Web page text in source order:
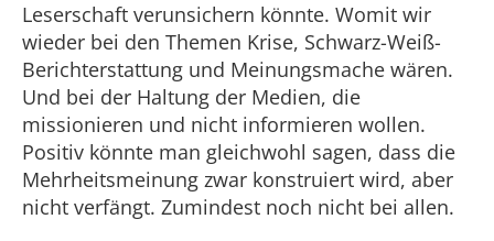
Leserschaft verunsichern könnte. Womit wir
wieder bei den Themen Krise, Schwarz-Weiß-
Berichterstattung und Meinungsmache wären.
Und bei der Haltung der Medien, die
missionieren und nicht informieren wollen.
Positiv könnte man gleichwohl sagen, dass die
Mehrheitsmeinung zwar konstruiert wird, aber
nicht verfängt. Zumindest noch nicht bei allen.